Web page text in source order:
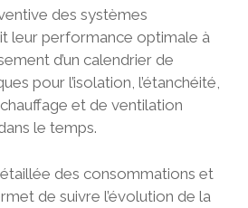
des systèmes
leur performance optimale à
d’un calendrier de
pour l’isolation, l’étanchéité,
et de ventilation
le temps.
des consommations et
de suivre l’évolution de la